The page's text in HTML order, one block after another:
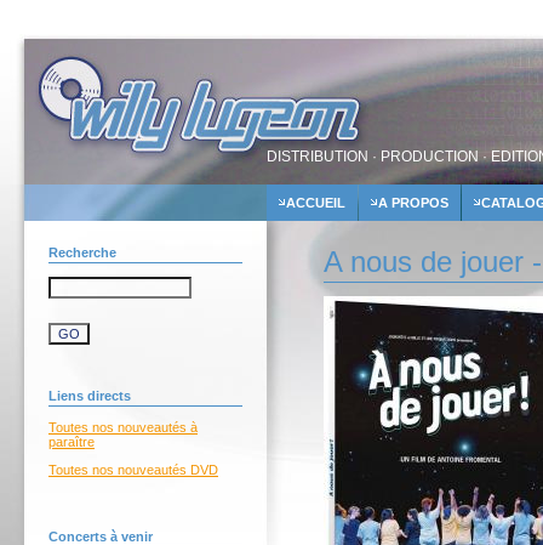
DISTRIBUTION · PRODUCTION ·
ACCUEIL A PROPOS
Recherche
Liens directs
Toutes nos nouveautés à
paraître
Toutes nos nouveautés DVD
Concerts à venir
A nous de jouer -